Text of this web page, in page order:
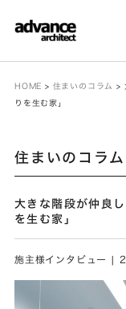
HOME > 住まいのコラム >
りを生む家」
住まいのコラム
大きな階段が仲良
を生む家」
施主様インタビュー |